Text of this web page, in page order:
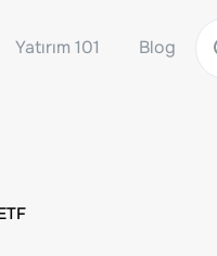
Yatırım 101 Blog